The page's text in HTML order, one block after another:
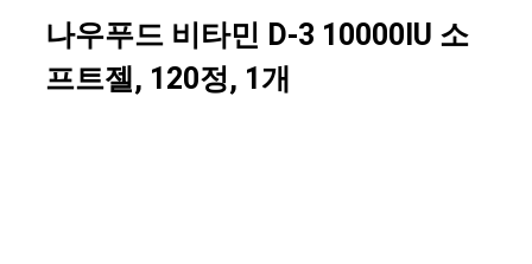
나우푸드 비타민 D-3 10000IU 소
프트젤, 120정, 1개